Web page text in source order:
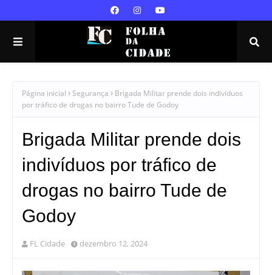
Página inicial Segurança
Brigada Militar prende dois indivíduos
por tráfico de drogas no bairro Tude de Godoy
Brigada Militar prende dois
indivíduos por tráfico de
drogas no bairro Tude de
Godoy
FL Cidade dezembro 12, 2024